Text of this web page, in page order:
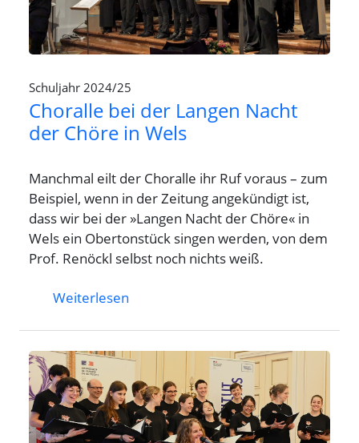
Schuljahr 2024/25
Choralle bei der Langen Nacht
der Chöre in Wels
Manchmal eilt der Choralle ihr Ruf voraus – zum
Beispiel, wenn in der Zeitung angekündigt ist,
dass wir bei der »Langen Nacht der Chöre« in
Wels ein Obertonstück singen werden, von dem
Prof. Renöckl selbst noch nichts weiß.
Weiterlesen